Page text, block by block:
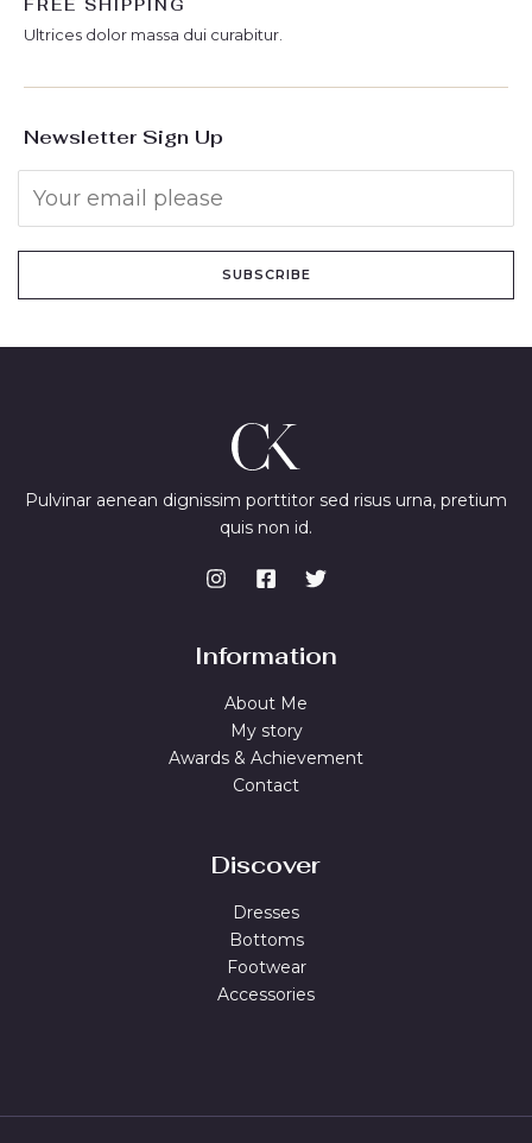
FREE SHIPPING
Ultrices dolor massa dui curabitur.
Newsletter Sign Up
SUBSCRIBE
Pulvinar aenean dignissim porttitor sed risus urna, pretium
quis non id.
Information
About Me
My story
Awards & Achievement
Contact
Discover
Dresses
Bottoms
Footwear
Accessories